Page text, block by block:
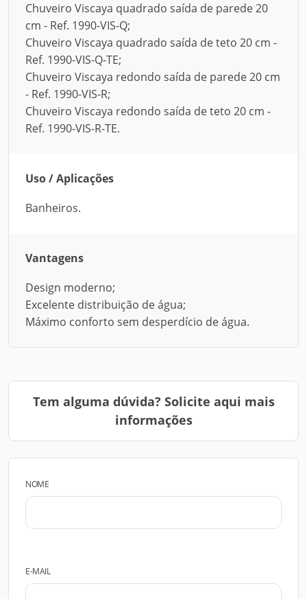
Chuveiro Viscaya quadrado saída de parede 20
cm - Ref. 1990-VIS-Q;
Chuveiro Viscaya quadrado saída de teto 20 cm -
Ref. 1990-VIS-Q-TE;
Chuveiro Viscaya redondo saída de parede 20 cm
- Ref. 1990-VIS-R;
Chuveiro Viscaya redondo saída de teto 20 cm -
Ref. 1990-VIS-R-TE.
Uso / Aplicações
Banheiros.
Vantagens
Design moderno;
Excelente distribuição de água;
Máximo conforto sem desperdício de água.
Tem alguma dúvida? Solicite aqui mais
informações
NOME
E-MAIL